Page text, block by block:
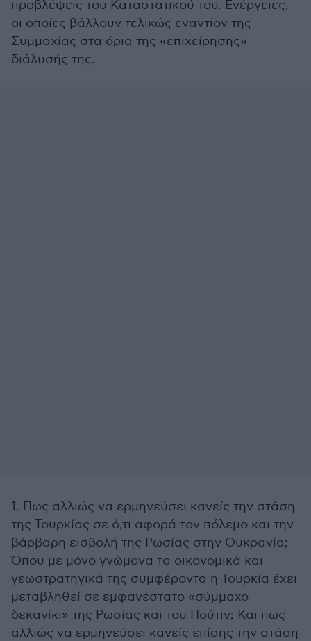
προβλέψεις του Καταστατικού του. Ενέργειες,
οι οποίες βάλλουν τελικώς εναντίον της
Συμμαχίας στα όρια της «επιχείρησης»
διάλυσής της.
1. Πως αλλιώς να ερμηνεύσει κανείς την στάση
της Τουρκίας σε ό,τι αφορά τον πόλεμο και την
βάρβαρη εισβολή της Ρωσίας στην Ουκρανία;
Όπου με μόνο γνώμονα τα οικονομικά και
γεωστρατηγικά της συμφέροντα η Τουρκία έχει
μεταβληθεί σε εμφανέστατο «σύμμαχο
δεκανίκι» της Ρωσίας και του Πούτιν; Και πως
αλλιώς να ερμηνεύσει κανείς επίσης την στάση